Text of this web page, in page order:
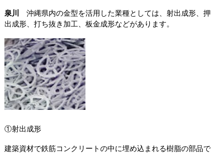
泉川
沖縄県内の金型を活用した業種としては、射出成形、押
出成形、打ち抜き加工、板金成形などがあります。
①射出成形
建築資材で鉄筋コンクリートの中に埋め込まれる樹脂の部品で